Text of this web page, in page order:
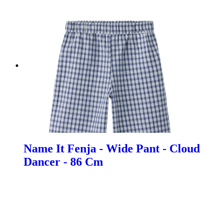
Name It Fenja - Wide Pant - Cloud
Dancer - 86 Cm